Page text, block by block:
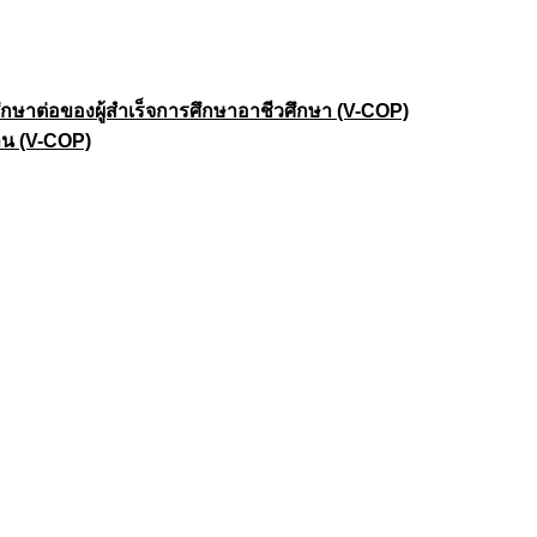
าต่อของผู้สำเร็จการศึกษาอาชีวศึกษา (V-COP)
(V-COP)